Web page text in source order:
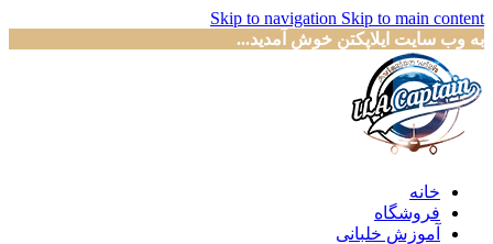
Skip to navigation Skip to main content
به وب سایت ایلاپکتن خوش آمدید...
خانه
فروشگاه
آموزش خلبانی